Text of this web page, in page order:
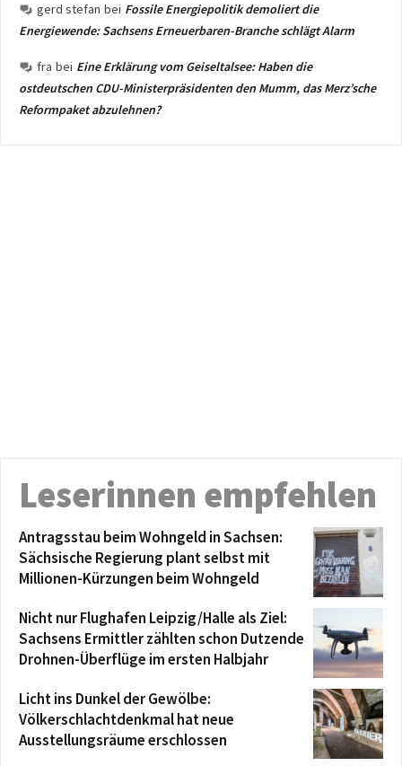
gerd stefan bei Fossile Energiepolitik demoliert die
Energiewende: Sachsens Erneuerbaren-Branche schlägt Alarm
fra bei Eine Erklärung vom Geiseltalsee: Haben die
ostdeutschen CDU-Ministerpräsidenten den Mumm, das Merz’sche
Reformpaket abzulehnen?
Leserinnen empfehlen
Antragsstau beim Wohngeld in Sachsen:
Sächsische Regierung plant selbst mit
Millionen-Kürzungen beim Wohngeld
Nicht nur Flughafen Leipzig/Halle als Ziel:
Sachsens Ermittler zählten schon Dutzende
Drohnen-Überflüge im ersten Halbjahr
Licht ins Dunkel der Gewölbe:
Völkerschlachtdenkmal hat neue
Ausstellungsräume erschlossen